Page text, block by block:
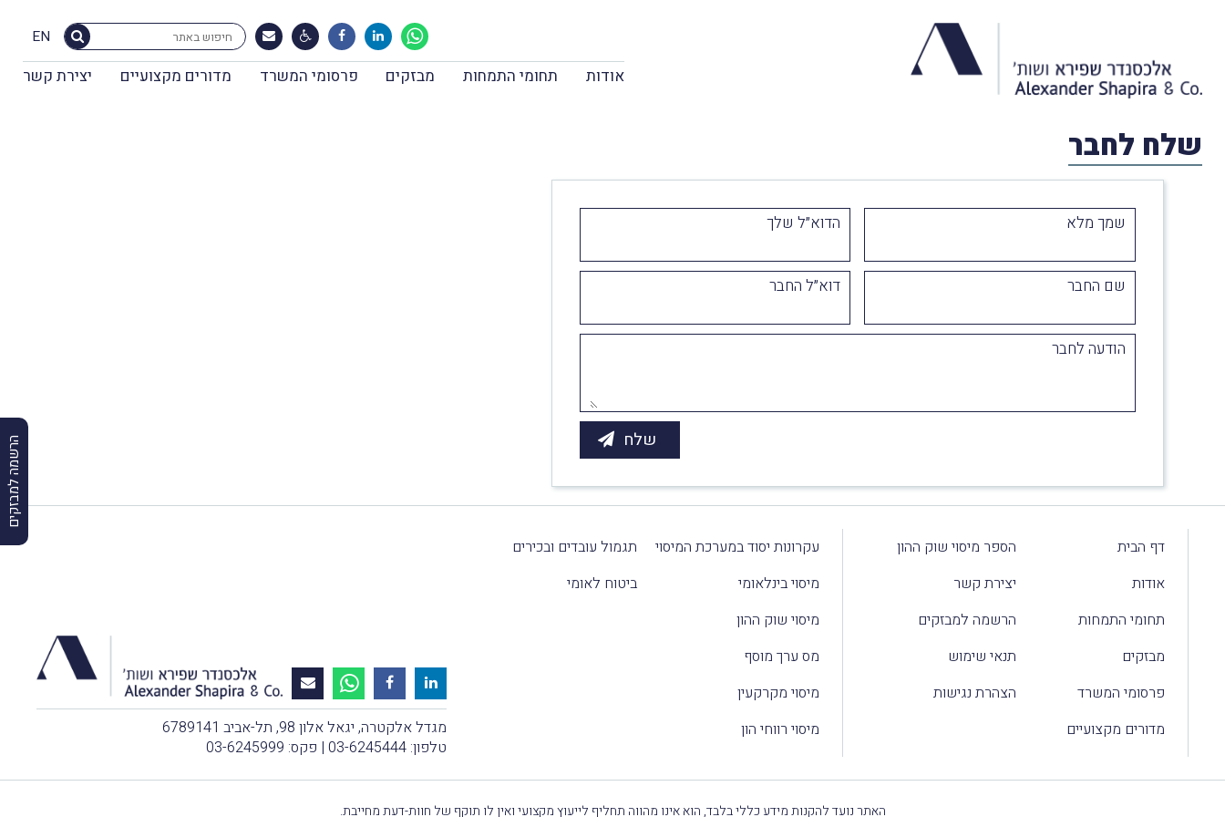
EN
אודות תחומי התמחות מבזקים פרסומי המשרד מדורים מקצועיים יצירת קשר
הרשמה למבזקים
שלח לחבר
שמך מלא הדוא״ל שלך
שם החבר דוא״ל החבר
הודעה לחבר
דף הבית
אודות
תחומי התמחות
מבזקים
פרסומי המשרד
מדורים מקצועיים
הספר מיסוי שוק ההון
יצירת קשר
הרשמה למבזקים
תנאי שימוש
הצהרת נגישות
עקרונות יסוד במערכת המיסוי
מיסוי בינלאומי
מיסוי שוק ההון
מס ערך מוסף
מיסוי מקרקעין
מיסוי רווחי הון
תגמול עובדים ובכירים
ביטוח לאומי
מגדל אלקטרה, יגאל אלון 98, תל-אביב 6789141
טלפון: 03-6245444 | פקס: 03-6245999
האתר נועד להקנות מידע כללי בלבד, הוא אינו מהווה תחליף לייעוץ מקצועי ואין לו תוקף של חוות-דעת מחייבת.